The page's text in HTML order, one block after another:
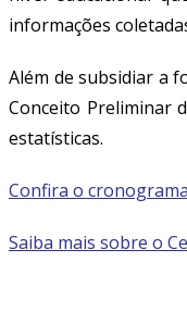
informações
Além de subsidiar a
Conceito Preliminar
estatísticas.
Confira o
Saiba mais sobre o